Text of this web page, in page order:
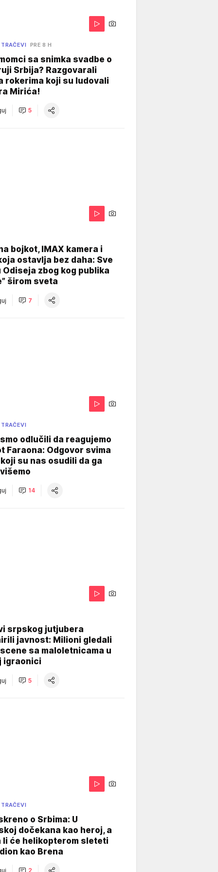
PRE 8 H
sa snimka svadbe o
Srbija? Razgovarali
rokerima koji su ludovali
Mirića!
5
bojkot, IMAX kamera i
ostavlja bez daha: Sve
Odiseja zbog kog publika
širom sveta
7
odlučili da reagujemo
Faraona: Odgovor svima
su nas osudili da ga
14
srpskog jutjubera
javnost: Milioni gledali
sa maloletnicama u
igraonici
5
o Srbima: U
dočekana kao heroj, a
li će helikopterom sleteti
kao Brena
2